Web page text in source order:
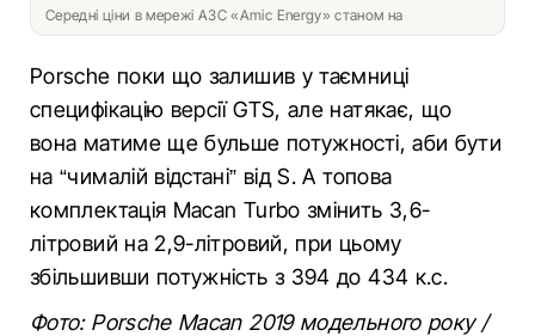
Середні ціни в мережі АЗС «Amic Energy» станом на
Porsche поки що залишив у таємниці
специфікацію версії GTS, але натякає, що
вона матиме ще бульше потужності, аби бути
на “чималій відстані” від S. А топова
комплектація Macan Turbo змінить 3,6-
літровий на 2,9-літровий, при цьому
збільшивши потужність з 394 до 434 к.с.
Фото: Porsche Macan 2019 модельного року /